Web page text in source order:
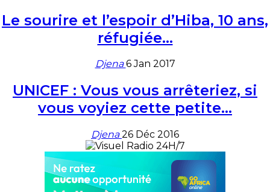
Le sourire et l’espoir d’Hiba, 10 ans,
réfugiée…
Djena6 Jan 2017
UNICEF : Vous vous arrêteriez, si
vous voyiez cette petite…
Djena26 Déc 2016